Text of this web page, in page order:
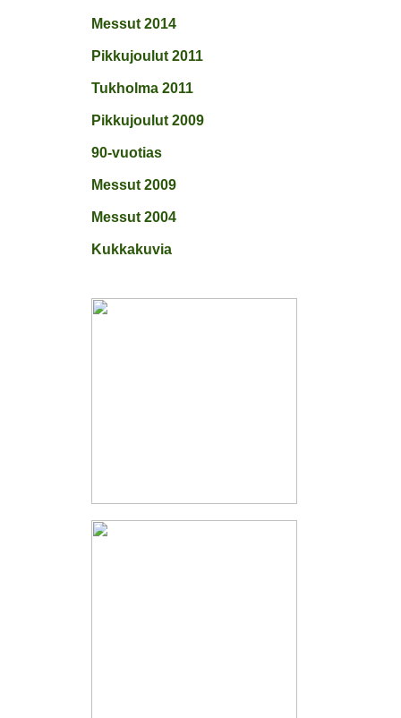
Messut 2014
Pikkujoulut 2011
Tukholma 2011
Pikkujoulut 2009
90-vuotias
Messut 2009
Messut 2004
Kukkakuvia